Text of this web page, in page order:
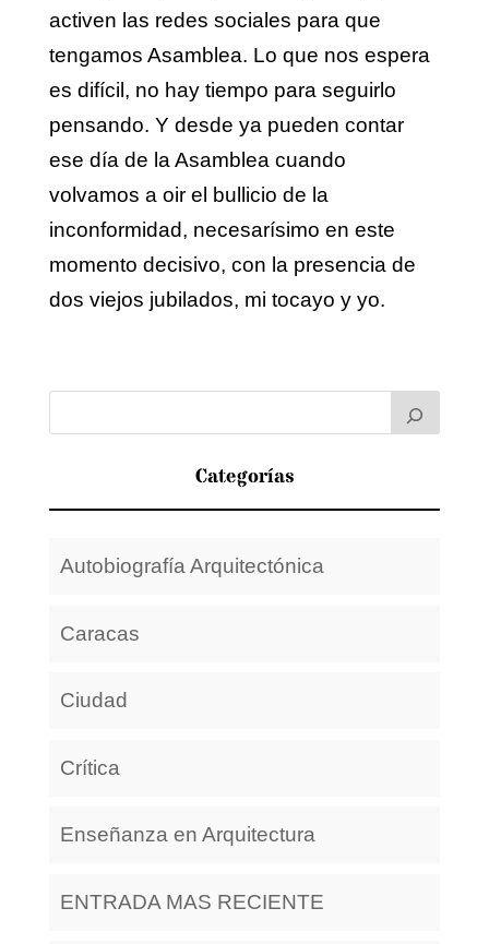
activen las redes sociales para que
tengamos Asamblea. Lo que nos espera
es difícil, no hay tiempo para seguirlo
pensando. Y desde ya pueden contar
ese día de la Asamblea cuando
volvamos a oir el bullicio de la
inconformidad, necesarísimo en este
momento decisivo, con la presencia de
dos viejos jubilados, mi tocayo y yo.
Categorías
Autobiografía Arquitectónica
Caracas
Ciudad
Crítica
Enseñanza en Arquitectura
ENTRADA MAS RECIENTE